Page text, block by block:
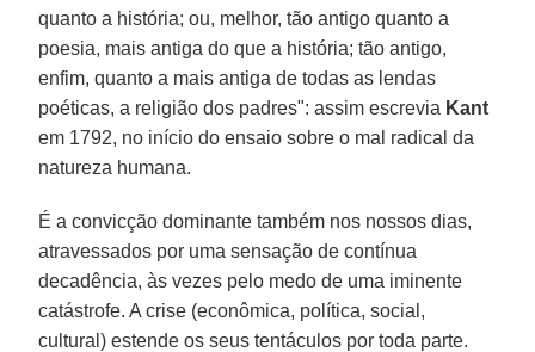
quanto a história; ou, melhor, tão antigo quanto a
poesia, mais antiga do que a história; tão antigo,
enfim, quanto a mais antiga de todas as lendas
poéticas, a religião dos padres": assim escrevia Kant
em 1792, no início do ensaio sobre o mal radical da
natureza humana.
É a convicção dominante também nos nossos dias,
atravessados por uma sensação de contínua
decadência, às vezes pelo medo de uma iminente
catástrofe. A crise (econômica, política, social,
cultural) estende os seus tentáculos por toda parte.